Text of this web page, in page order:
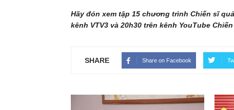
Hãy đón xem tập 15 chương trình Chiến sĩ
kênh VTV3 và 20h30 trên kênh YouTube
SHARE Share on Facebook